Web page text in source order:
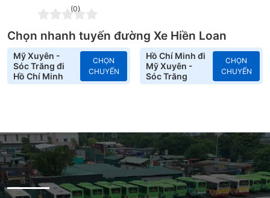
(0)
Chọn nhanh tuyến đường Xe Hiền Loan
Mỹ Xuyên -
Sóc Trăng đi
Hồ Chí Minh
CHỌN
CHUYẾN
Hồ Chí Minh đi
Mỹ Xuyên -
Sóc Trăng
CHỌN
CHUYẾN